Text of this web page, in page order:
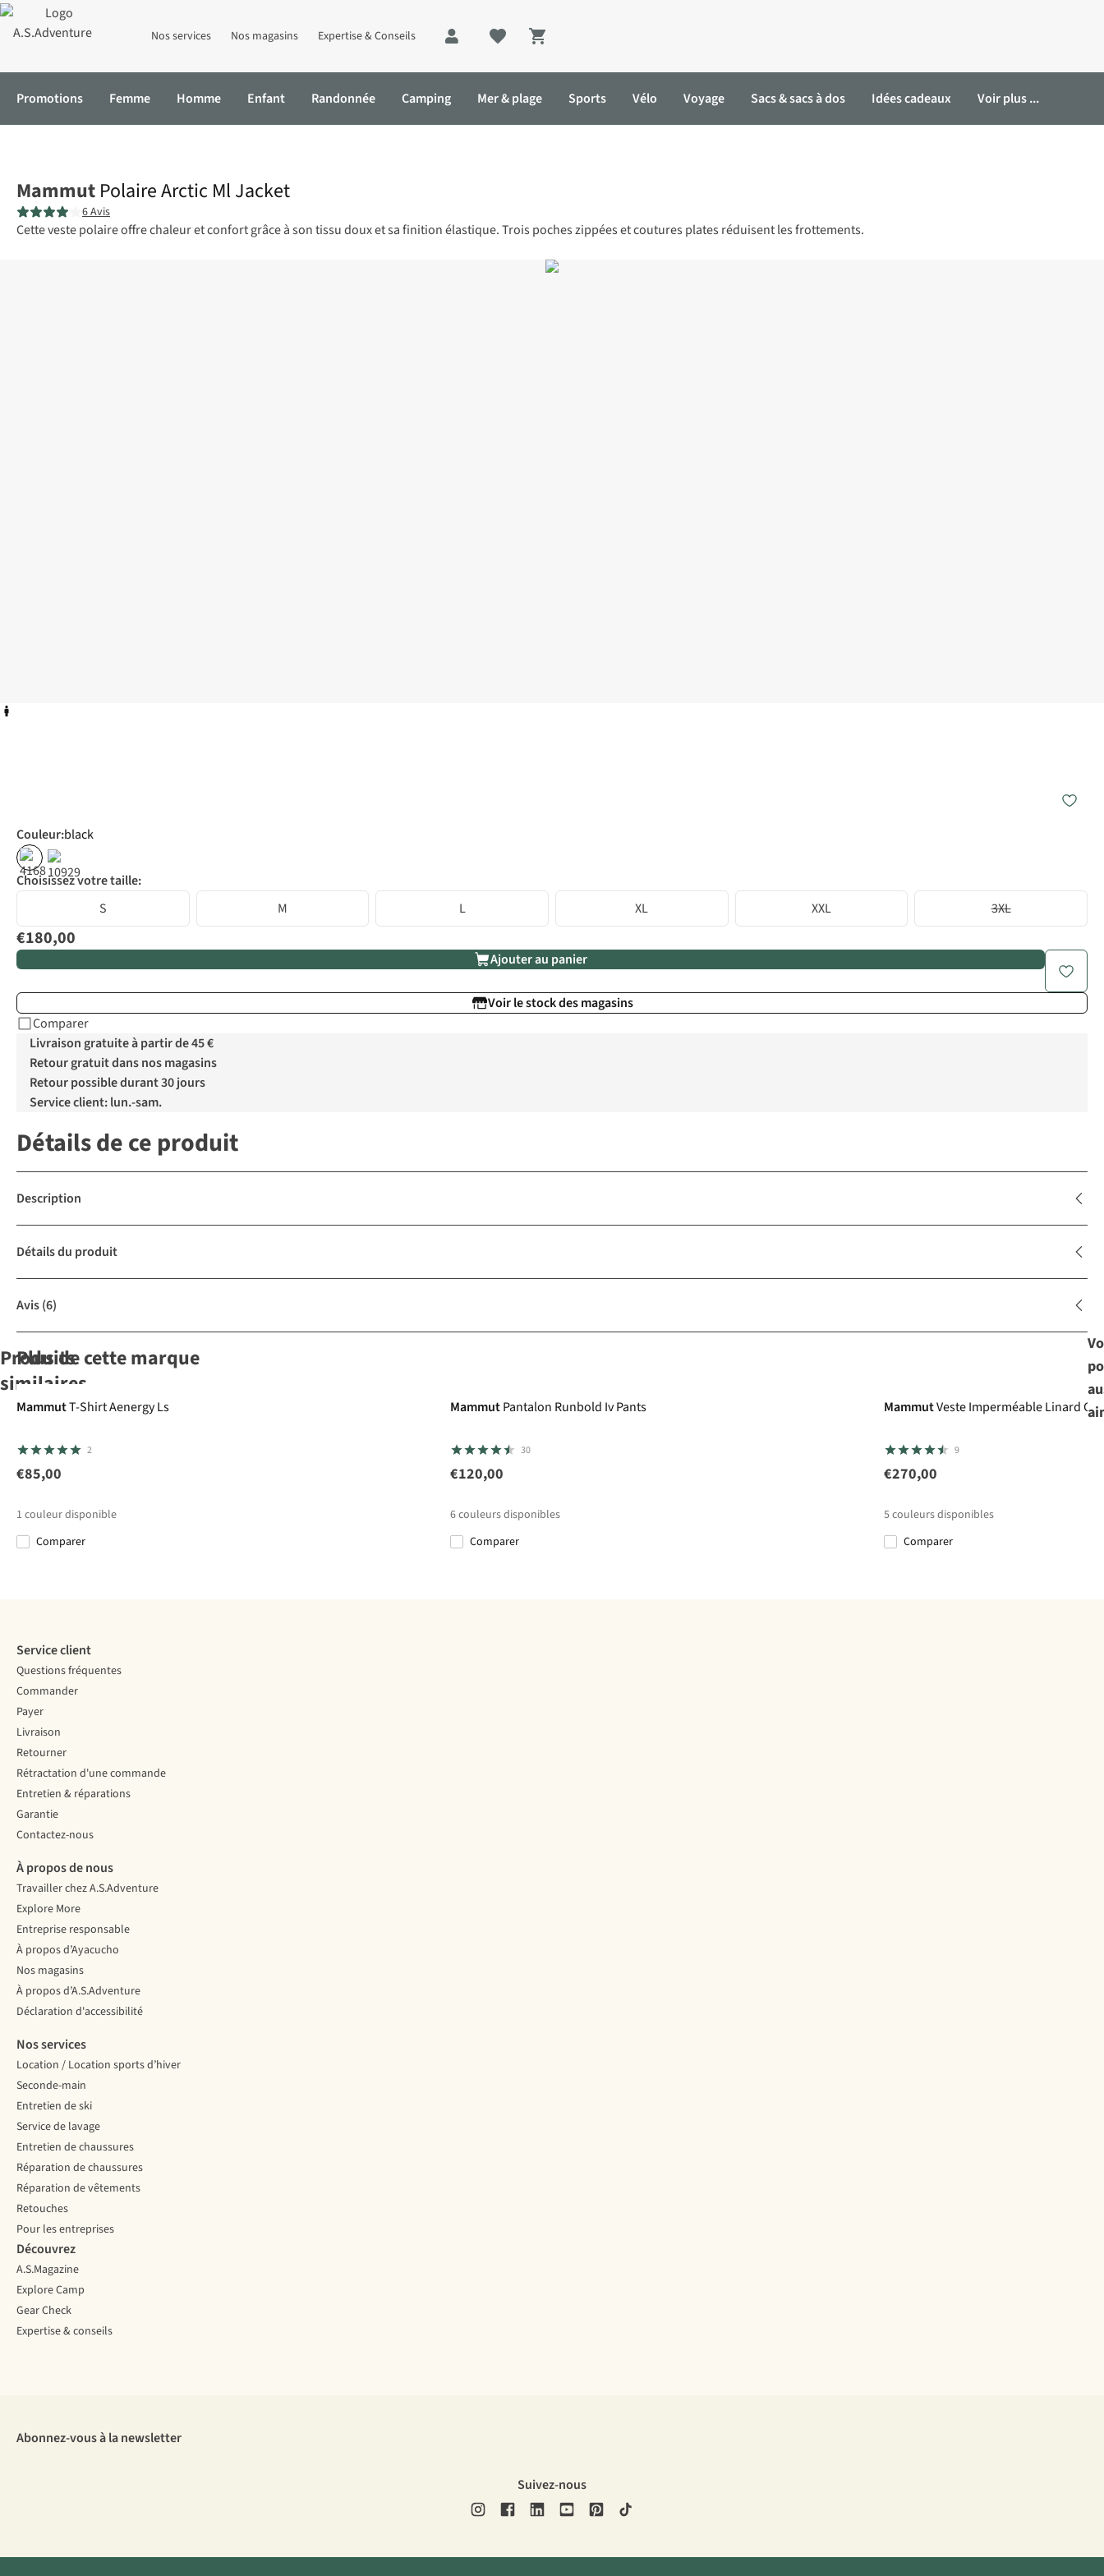
Nos services Nos magasins Expertise & Conseils
Shopping cart
Promotions Femme Homme Enfant Randonnée Camping Mer & plage Sports Vélo Voyage Sacs & sacs à dos Idées cadeaux Voir plus ...
Mammut Polaire Arctic Ml Jacket
6 Avis
Cette veste polaire offre chaleur et confort grâce à son tissu doux et sa finition élastique. Trois poches zippées et coutures plates réduisent les frottements.
Couleur:black
Choisissez votre taille:
S
M L XL XXL 3XL
€180,00
Ajouter au panier
Voir le stock des magasins
Comparer
Livraison gratuite à partir de 45 €
Retour gratuit dans nos magasins
Retour possible durant 30 jours
Service client: lun.-sam.
Détails de ce produit
Description
Détails du produit
Avis(6)
Produits
similaires
Avis
d'experts
Polaire
Aconcagua
Polaire
Mattwa
Polaire Buck
Polaire
Värmland
M
Plus de cette marque
MammutT-Shirt Aenergy Ls
2
€85,00
1 couleur disponible
Comparer
MammutPantalon Runbold Iv Pants
30
€120,00
6couleurs disponibles
Comparer
MammutVeste Imperméable Linard
9
€270,00
5couleurs disponibles
Comparer
Service client
Questions fréquentes
Commander
Payer
Livraison
Retourner
Rétractation d'une commande
Entretien & réparations
Garantie
Contactez-nous
À propos de nous
Travailler chez A.S.Adventure
Explore More
Entreprise responsable
À propos d’Ayacucho
Nos magasins
À propos d’A.S.Adventure
Déclaration d'accessibilité
Nos services
Location / Location sports d’hiver
Seconde-main
Entretien de ski
Service de lavage
Entretien de chaussures
Réparation de chaussures
Réparation de vêtements
Retouches
Pour les entreprises
Découvrez
A.S.Magazine
Explore Camp
Gear Check
Expertise & conseils
Abonnez-vous à la newsletter
Suivez-nous